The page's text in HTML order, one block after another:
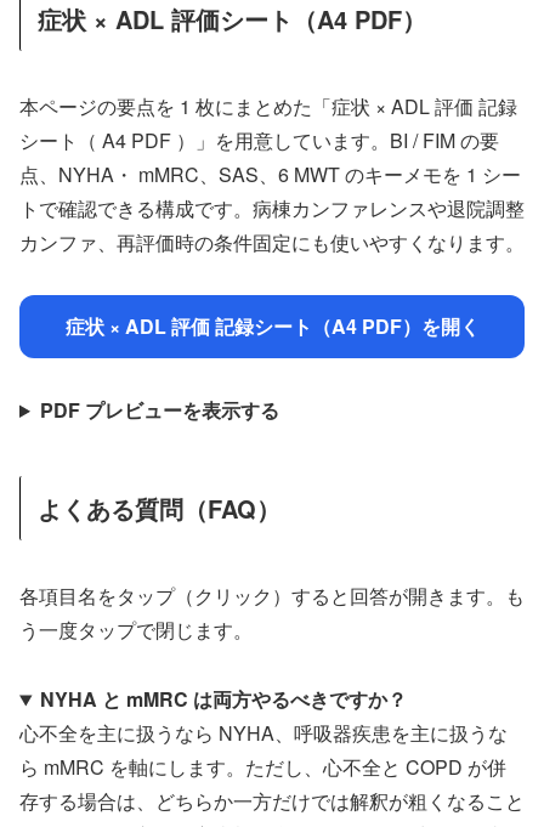
症状 × ADL 評価シート（A4 PDF）
本ページの要点を 1 枚にまとめた「症状 × ADL 評価 記録
シート（ A4 PDF ）」を用意しています。BI / FIM の要
点、NYHA・ mMRC、SAS、6 MWT のキーメモを 1 シー
トで確認できる構成です。病棟カンファレンスや退院調整
カンファ、再評価時の条件固定にも使いやすくなります。
症状 × ADL 評価 記録シート（A4 PDF）を開く
PDF プレビューを表示する
よくある質問（FAQ）
各項目名をタップ（クリック）すると回答が開きます。も
う一度タップで閉じます。
NYHA と mMRC は両方やるべきですか？
心不全を主に扱うなら NYHA、呼吸器疾患を主に扱うな
ら mMRC を軸にします。ただし、心不全と COPD が併
存する場合は、どちらか一方だけでは解釈が粗くなること